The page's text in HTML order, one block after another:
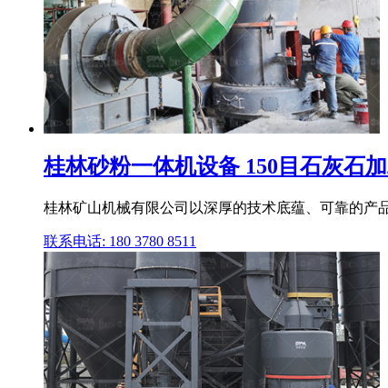
桂林砂粉一体机设备 150目石灰石
桂林矿山机械有限公司以深厚的技术底蕴、可靠的产
联系电话: 180 3780 8511